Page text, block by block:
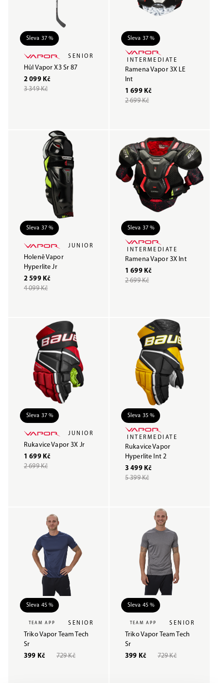
Sleva 37 %
SENIOR
Hůl Vapor X3 Sr 87
2 099 Kč
3 349 Kč
Sleva 37 %
INTERMEDIATE
Ramena Vapor 3X LE
Int
1 699 Kč
2 699 Kč
Sleva 37 %
JUNIOR
Holeně Vapor
Hyperlite Jr
2 599 Kč
4 099 Kč
Sleva 37 %
INTERMEDIATE
Ramena Vapor 3X Int
1 699 Kč
2 699 Kč
Sleva 37 %
JUNIOR
Rukavice Vapor 3X Jr
1 699 Kč
2 699 Kč
Sleva 35 %
INTERMEDIATE
Rukavice Vapor
Hyperlite Int 2
3 499 Kč
5 399 Kč
Sleva 45 %
TEAM APP SENIOR
Triko Vapor Team Tech
Sr
399 Kč
729 Kč
Sleva 45 %
TEAM APP SENIOR
Triko Vapor Team Tech
Sr
399 Kč
729 Kč